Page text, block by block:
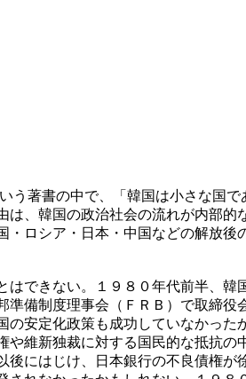
著書の中で、「韓国は小さな国
、韓国の政治社会の流れが内部的
ロシア・日本・中国などの解放後
できない。１９８０年代前半、
備制度理事会（ＦＲＢ）で取締
安定化政策も成功していなかった
維新独裁に対する国民的な抵抗の
にはじけ、日本銀行の不良債権